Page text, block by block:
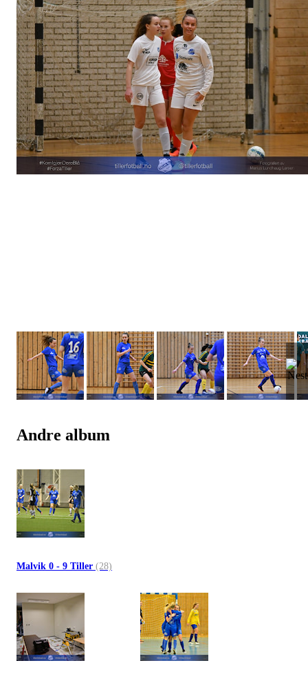
Andre album
Malvik 0 - 9 Tiller (28)